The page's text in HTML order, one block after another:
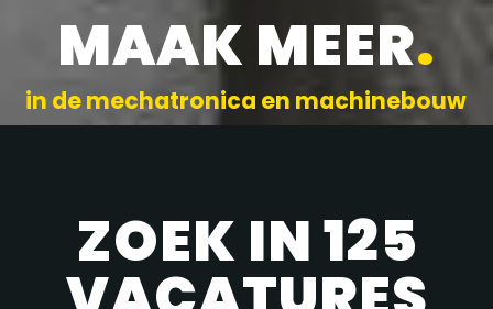
MAAK MEER.
in de mechatronica en machinebouw
ZOEK IN 125